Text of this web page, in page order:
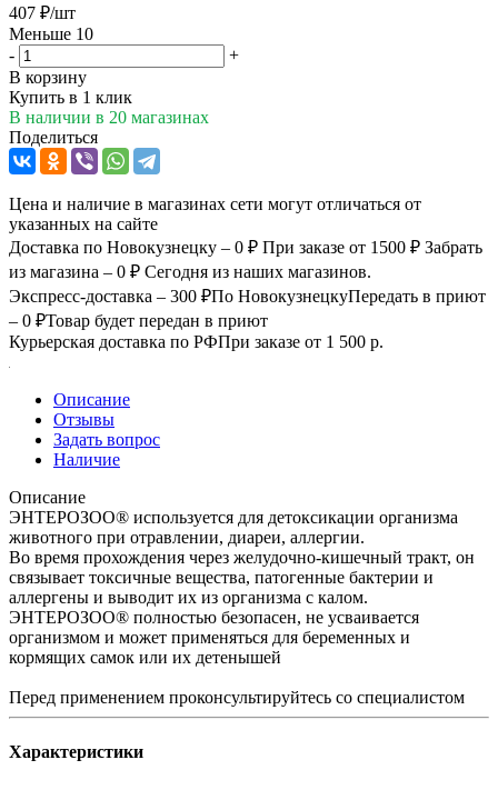
407 ₽/шт
Меньше 10
-
+
В корзину
Купить в 1 клик
В наличии в 20 магазинах
Поделиться
Цена и наличие в магазинах сети могут отличаться от
указанных на сайте
Доставка по Новокузнецку – 0 ₽ При заказе от 1500 ₽ Забрать
из магазина – 0 ₽ Сегодня из наших магазинов.
Экспресс-доставка – 300 ₽По НовокузнецкуПередать в приют
– 0 ₽Товар будет передан в приют
Курьерская доставка по РФПри заказе от 1 500 р.
Описание
Отзывы
Задать вопрос
Наличие
Описание
ЭНТЕРОЗОО® используется для детоксикации организма
животного при отравлении, диареи, аллергии.
Во время прохождения через желудочно-кишечный тракт, он
связывает токсичные вещества, патогенные бактерии и
аллергены и выводит их из организма с калом.
ЭНТЕРОЗОО® полностью безопасен, не усваивается
организмом и может применяться для беременных и
кормящих самок или их детенышей
Перед применением проконсультируйтесь со специалистом
Характеристики